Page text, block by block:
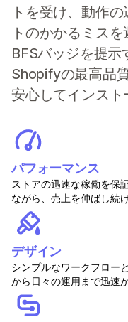
トを受け、動作
トのかかるミスを
BFSバッジを提
Shopifyの最高品
安心してインスト
パフォーマンス
ストアの迅速な稼働を保
ながら、売上を伸ばし続け
デザイン
シンプルなワークフロー
から日々の運用まで迅速